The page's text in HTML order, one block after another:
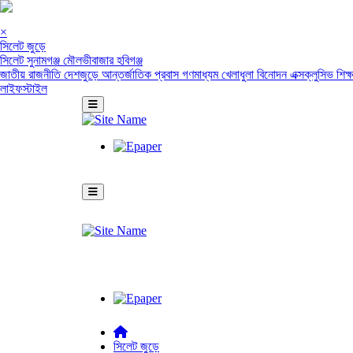
×
সিলেট জুড়ে
সিলেটসুনামগঞ্জ মৌলভীবাজারহবিগঞ্জ
জাতীয় রাজনীতিদেশজুড়ে আন্তর্জাতিক প্রবাসগণমাধ্যমখেলাধুলা বিনোদনএক্সক্লুসিভ
লাইফস্টাইল
সিলেট জুড়ে